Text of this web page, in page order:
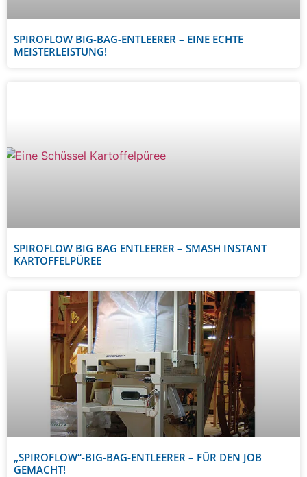
SPIROFLOW BIG-BAG-ENTLEERER – EINE ECHTE
MEISTERLEISTUNG!
SPIROFLOW BIG BAG ENTLEERER – SMASH INSTANT
KARTOFFELPÜREE
„SPIROFLOW“-BIG-BAG-ENTLEERER – FÜR DEN JOB
GEMACHT!